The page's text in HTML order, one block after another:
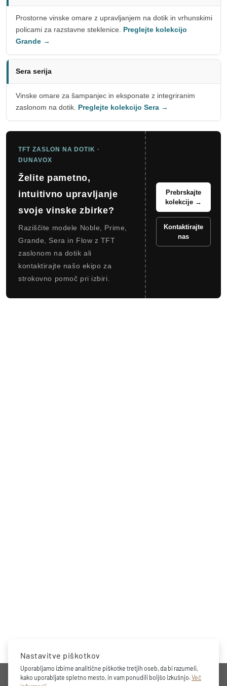
Prostorne vinske omare z upravljanjem na dotik in vrhunskimi
policami za razstavne steklenice. Preglejte kolekcijo
Grande →
Sera serija
Vinske omare za šampanjec in eksponate z integriranim
zaslonom na dotik. Preglejte kolekcijo Sera →
TFT ZASLON NA DOTIK ·
DUNAVOX
Želite pametno,
intuitivno upravljanje
svoje vinske zbirke?
Raziščite modele Noble, Prime,
Grande, Sera in Flow z TFT
zaslonom na dotik ali
kontaktirajte našo ekipo za
strokovno pomoč pri izbiri.
Prebrskajte
kolekcije →
Kontaktirajte
nas
PODJETJE
Nastavitve piškotkov
Uporabljamo izbirne analitične piškotke tretjih oseb, da bi razumeli,
kako uporabljate spletno mesto, in vam ponudili boljšo izkušnjo.Več